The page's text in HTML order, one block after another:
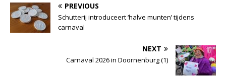
PREVIOUS
Schutterij introduceert ‘halve munten’ tijdens
carnaval
NEXT
Carnaval 2026 in Doornenburg (1)